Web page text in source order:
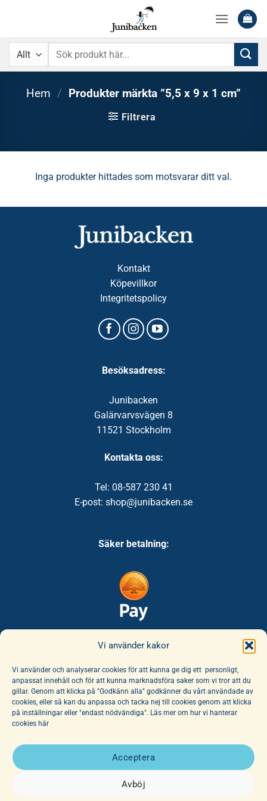
Vi använder kakor
Vi använder och analyserar cookies för att kunna ge dig ett personligt,
anpassat innehåll och för att kunna marknadsföra saker som vi tror att du
gillar. Genom att klicka på "Godkänn alla" godkänner du vårt användade av
cookies, eller så kan du anpassa och tacka nej till cookies genom att klicka
på inställningar eller "endast nödvändiga". Läs mer om hur vi hanterar
cookies här
Acceptera
Avböj
content
Sök
Hem / Produkter märkta ”5,5 x 9 x 1 cm”
Filtrera
Inga produkter hittades som motsvarar ditt val.
Kontakt
Köpevillkor
Integritetspolicy
Besöksadress:
Junibacken
Galärvarvsvägen 8
11521 Stockholm
Kontakta oss:
Tel: 08-587 230 41
E-post: shop@junibacken.se
Säker betalning:
Säker leverans:
utvalda av vår hängivna personal. Vi har dessutom ett stort utbud